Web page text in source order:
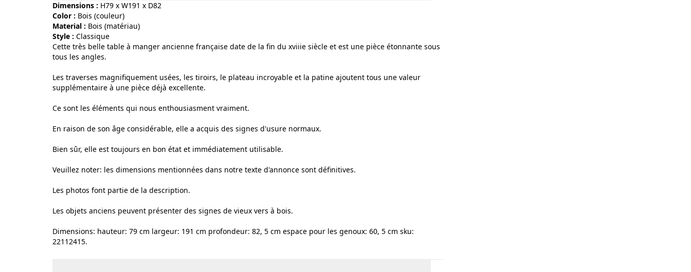
Dimensions : H79 x W191 x D82
Color :
bois (couleur)
Material :
bois (matériau)
Style :
classique
Cette très belle table à manger ancienne française date de la fin du xviiie siècle et est une pièce étonnante sous
tous les angles.
Les traverses magnifiquement usées, les tiroirs, le plateau incroyable et la patine ajoutent tous une valeur
supplémentaire à une pièce déjà excellente.
Ce sont les éléments qui nous enthousiasment vraiment.
En raison de son âge considérable, elle a acquis des signes d'usure normaux.
Bien sûr, elle est toujours en bon état et immédiatement utilisable.
Veuillez noter: les dimensions mentionnées dans notre texte d'annonce sont définitives.
Les photos font partie de la description.
Les objets anciens peuvent présenter des signes de vieux vers à bois.
Dimensions: hauteur: 79 cm largeur: 191 cm profondeur: 82, 5 cm espace pour les genoux: 60, 5 cm sku:
22112415.